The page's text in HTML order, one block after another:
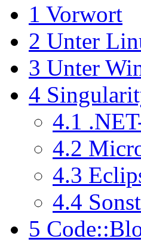
1 Vorwort
2 Unter
3 Unter
4
4.1
4.2
4.3
4.4
5